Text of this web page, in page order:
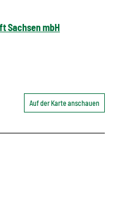
Sachsen mbH
Auf der Karte anschauen